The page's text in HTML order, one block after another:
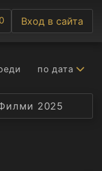
0 Вход в сайта
по дата
Актьор
2025